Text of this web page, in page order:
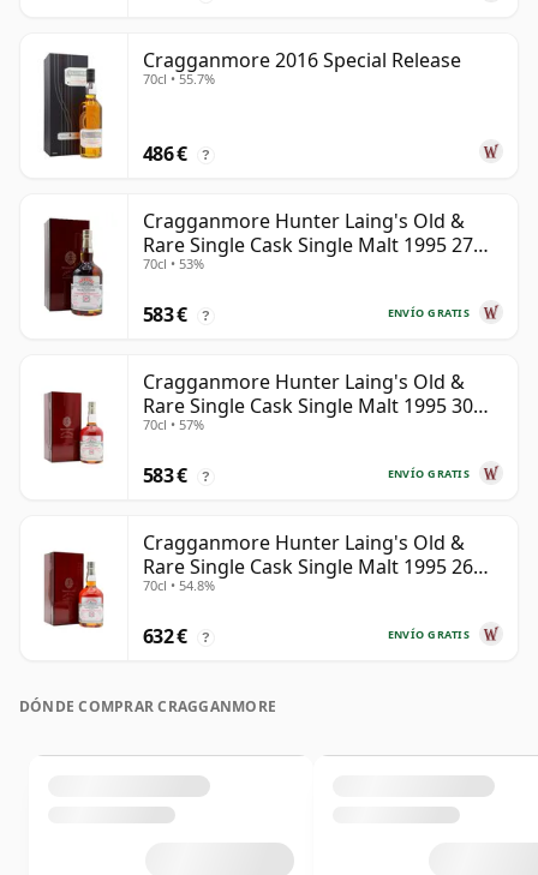
Cragganmore 2016 Special Release
70cl • 55.7%
486 € ?
Cragganmore Hunter Laing's Old &
Rare Single Cask Single Malt 1995 27
años
70cl • 53%
ENVÍO GRATIS
583 € ?
Cragganmore Hunter Laing's Old &
Rare Single Cask Single Malt 1995 30
años
70cl • 57%
ENVÍO GRATIS
583 € ?
Cragganmore Hunter Laing's Old &
Rare Single Cask Single Malt 1995 26
años
70cl • 54.8%
ENVÍO GRATIS
632 € ?
DÓNDE COMPRAR CRAGGANMORE